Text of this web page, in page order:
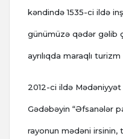
kəndində 1535-ci ildə
günümüzə qədər gəlib
ayrılıqda maraqlı
2012-ci ildə
Gədəbəyin “Əfsanələr
rayonun mədəni irsinin,